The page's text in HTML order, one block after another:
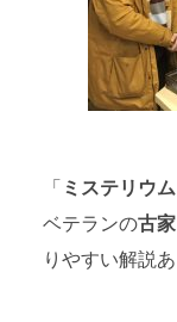
「 ミステリウム
ベテランの古家
りやすい解説